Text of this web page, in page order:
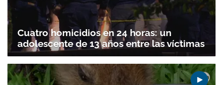
Cuatro homicidios en 24 horas: un
adolescente de 13 años entre las víctimas